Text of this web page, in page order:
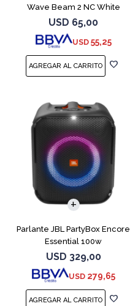
Wave Beam 2 NC White
USD 65,00
USD 55,25
Parlante JBL PartyBox Encore
Essential 100w
USD 329,00
USD 279,65